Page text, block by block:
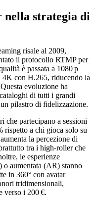
nella strategia di
risale al 2009,
il protocollo RTMP per
è passata a 1080 p
4K con H.265, riducendo la
evoluzione ha
di tutti i grandi
pilastro di fidelizzazione.
che partecipano a sessioni
rispetto a chi gioca solo su
la percezione di
tra i high‑roller che
le esperienze
o aumentata (AR) stanno
in 360° con avatar
tridimensionali,
verso i 200 €.